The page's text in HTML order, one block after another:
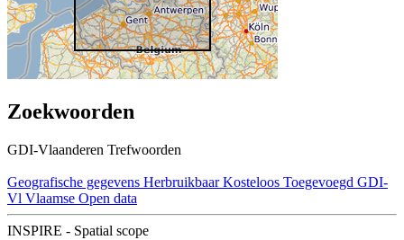
Zoekwoorden
GDI-Vlaanderen Trefwoorden
Geografische gegevens Herbruikbaar Kosteloos Toegevoegd GDI-
Vl Vlaamse Open data
INSPIRE - Spatial scope